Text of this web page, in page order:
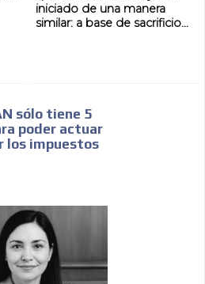
iniciado de una manera
similar: a base de sacrificio...
sólo tiene 5
poder actuar
los impuestos
ADVERTISEMENT